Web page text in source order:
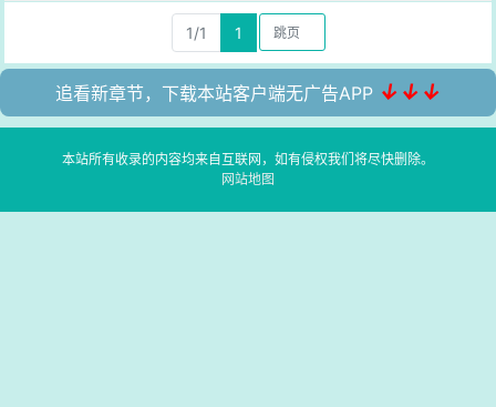
1/1 1
追看新章节，下载本站客户端无广告APP ↓↓↓
本站所有收录的内容均来自互联网，如有侵权我们将尽快删除。
网站地图